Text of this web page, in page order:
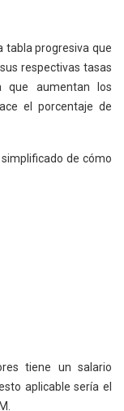
tabla progresiva que
respectivas tasas
que aumentan los
el porcentaje de
de cómo
tiene un salario
aplicable sería el